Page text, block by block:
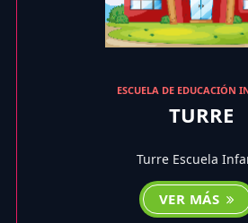
ESCUELA DE EDUCACIÓN
TURRE
Turre Escuela
VER MÁS